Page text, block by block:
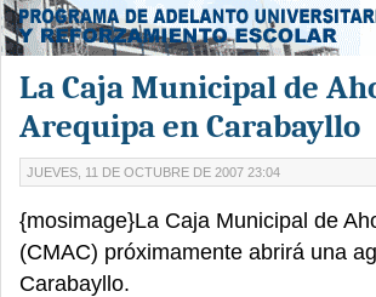
La Caja Municipal de
Arequipa en Carabayllo
JUEVES, 11 DE OCTUBRE DE 2007 23:04
{mosimage}La Caja Municipal de
(CMAC) próximamente abrirá una
Carabayllo.